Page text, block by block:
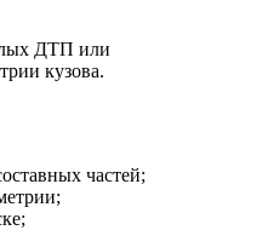
ДТП или
кузова.
частей;